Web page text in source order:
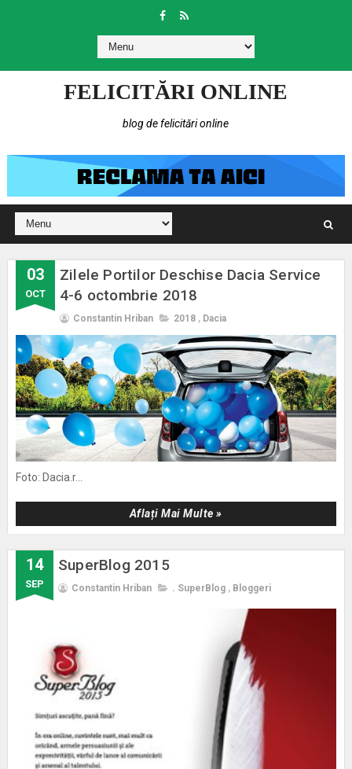
FELICITĂRI ONLINE
blog de felicitări online
03
OCT
Zilele Portilor Deschise Dacia Service
4-6 octombrie 2018
Constantin Hriban 2018 , Dacia
Foto: Dacia.r...
Aflați Mai Multe »
14
SEP
SuperBlog 2015
Constantin Hriban . SuperBlog , Bloggeri